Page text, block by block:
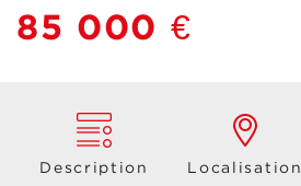
85 000 €
Description Localisation